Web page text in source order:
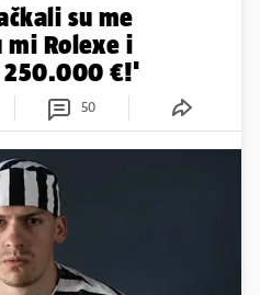
su me
mi Rolexe i
250.000 €!'
50